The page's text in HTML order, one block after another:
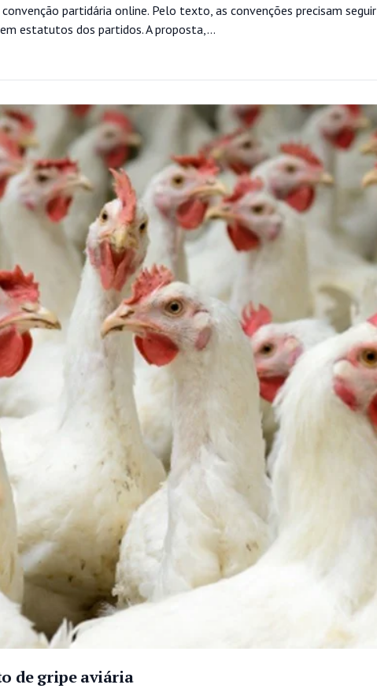
partidária online. Pelo texto, as convenções precisam seguir
estatutos dos partidos. A proposta,...
de gripe aviária